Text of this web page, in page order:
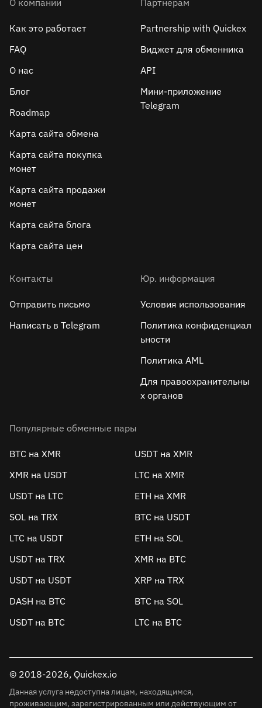
О компании
Как это работает
FAQ
О нас
Блог
Roadmap
Карта сайта обмена
Карта сайта покупка
монет
Карта сайта продажи
монет
Карта сайта блога
Карта сайта цен
Партнерам
Partnership with Quickex
Виджет для обменника
API
Мини-приложение
Telegram
Контакты
Отправить письмо
Написать в Telegram
Юр. информация
Условия использования
Политика конфиденциал
ьности
Политика AML
Для правоохранительны
х органов
Популярные обменные пары
BTC на XMR
USDT на XMR
XMR на USDT
LTC на XMR
USDT на LTC
ETH на XMR
SOL на TRX
BTC на USDT
LTC на USDT
ETH на SOL
USDT на TRX
XMR на BTC
USDT на USDT
XRP на TRX
DASH на BTC
BTC на SOL
USDT на BTC
LTC на BTC
© 2018-2026, Quickex.io
Данная услуга недоступна лицам, находящимся,
проживающим, зарегистрированным или действующим от